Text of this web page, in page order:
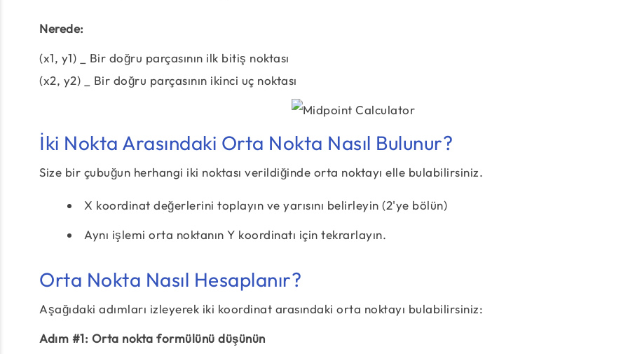
Nerede:
(x1, y1) _ Bir doğru parçasının ilk bitiş noktası
(x2, y2) _ Bir doğru parçasının ikinci uç noktası
İki Nokta Arasındaki Orta Nokta Nasıl Bulunur?
Size bir çubuğun herhangi iki noktası verildiğinde orta noktayı elle bulabilirsiniz.
X koordinat değerlerini toplayın ve yarısını belirleyin (2'ye bölün)
Aynı işlemi orta noktanın Y koordinatı için tekrarlayın.
Orta Nokta Nasıl Hesaplanır?
Aşağıdaki adımları izleyerek iki koordinat arasındaki orta noktayı bulabilirsiniz:
Adım #1: Orta nokta formülünü düşünün